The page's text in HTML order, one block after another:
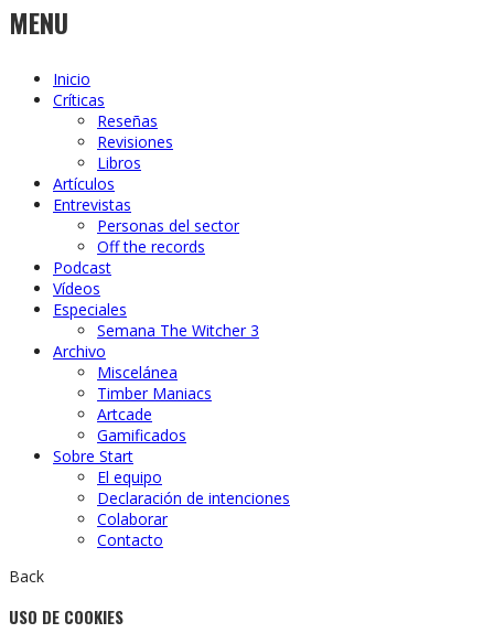
MENU
Inicio
Críticas
Reseñas
Revisiones
Libros
Artículos
Entrevistas
Personas del sector
Off the records
Podcast
Vídeos
Especiales
Semana The Witcher 3
Archivo
Miscelánea
Timber Maniacs
Artcade
Gamificados
Sobre Start
El equipo
Declaración de intenciones
Colaborar
Contacto
Back
USO DE COOKIES